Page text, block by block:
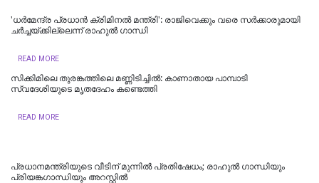
'ധര്‍മേന്ദ്ര പ്രധാന്‍ ക്രിമിനല്‍ മന്ത്രി': രാജിവെക്കും വരെ സർക്കാരുമായി
ചർച്ചയ്ക്കില്ലെന്ന് രാഹുൽ ഗാന്ധി
READ MORE
സിക്കിമിലെ തുരങ്കത്തിലെ മണ്ണിടിച്ചില്‍: കാണാതായ പാമ്പാടി
സ്വദേശിയുടെ മൃതദേഹം കണ്ടെത്തി
READ MORE
പ്രധാനമന്ത്രിയുടെ വീടിന് മുന്നിൽ പ്രതിഷേധം; രാഹുൽ ​ഗാന്ധിയും
പ്രിയങ്ക​ഗാന്ധിയും അറസ്റ്റിൽ